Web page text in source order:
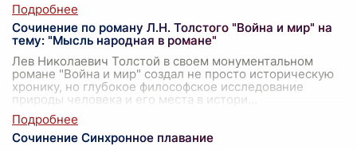
Сочинение по роману Л.Н. Толстого "Война и мир" на
тему: "Мысль народная в романе"
Лев Николаевич Толстой в своем монументальном
романе "Война и мир" создал не просто историческую
хронику, но глубокое философское исследование
природы человека и его места в истори
Сочинение Синхронное плавание